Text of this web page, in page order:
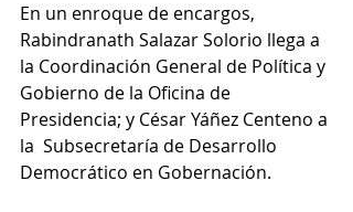
En un enroque de encargos,
Rabindranath Salazar Solorio llega a
la Coordinación General de Política y
Gobierno de la Oficina de
Presidencia; y César Yáñez Centeno a
la  Subsecretaría de Desarrollo
Democrático en Gobernación.